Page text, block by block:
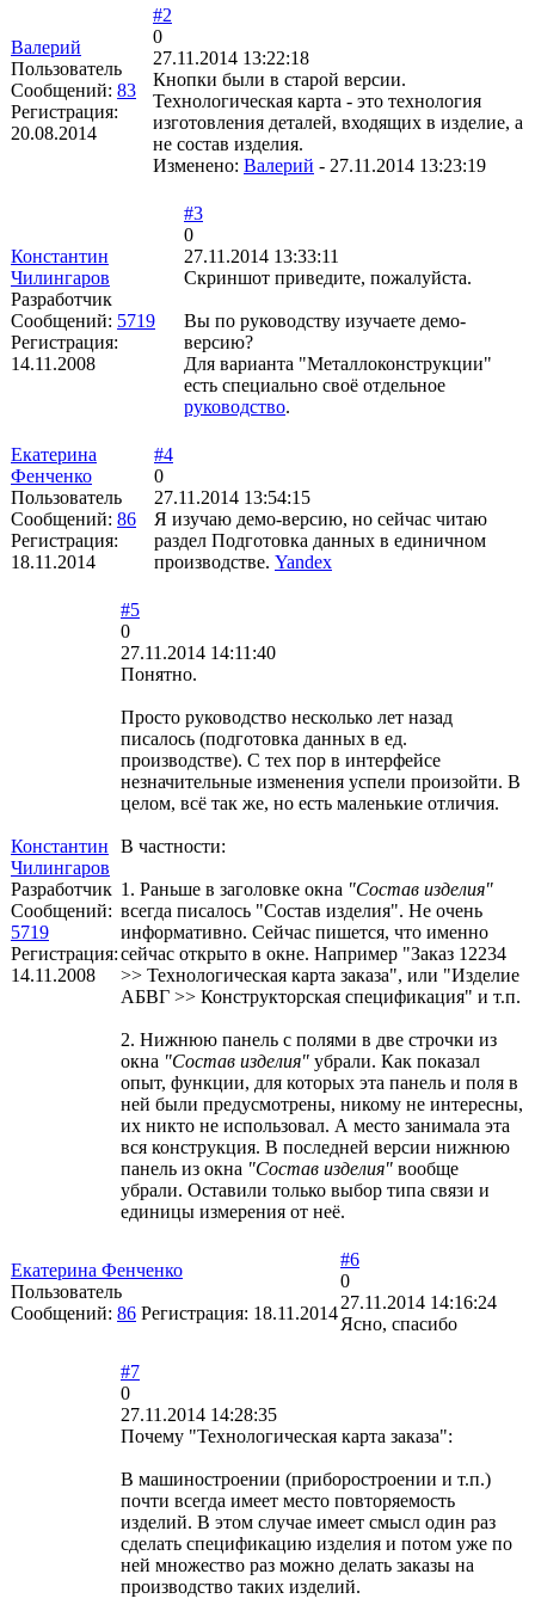
Валерий
Пользователь
Сообщений: 83
Регистрация:
20.08.2014
#2
0
27.11.2014 13:22:18
Кнопки были в старой версии.
Технологическая карта - это технология
изготовления деталей, входящих в изделие, а
не состав изделия.
Изменено: Валерий - 27.11.2014 13:23:19
Константин
Чилингаров
Разработчик
Сообщений: 5719
Регистрация:
14.11.2008
#3
0
27.11.2014 13:33:11
Скриншот приведите, пожалуйста.
Вы по руководству изучаете демо-
версию?
Для варианта "Металлоконструкции"
есть специально своё отдельное
руководство.
Екатерина
Фенченко
Пользователь
Сообщений: 86
Регистрация:
18.11.2014
#4
0
27.11.2014 13:54:15
Я изучаю демо-версию, но сейчас читаю
раздел Подготовка данных в единичном
производстве. Yandex
Константин
Чилингаров
Разработчик
Сообщений:
5719
Регистрация:
14.11.2008
#5
0
27.11.2014 14:11:40
Понятно.
Просто руководство несколько лет назад
писалось (подготовка данных в ед.
производстве). С тех пор в интерфейсе
незначительные изменения успели произойти. В
целом, всё так же, но есть маленькие отличия.
В частности:
1. Раньше в заголовке окна "Состав изделия"
всегда писалось "Состав изделия". Не очень
информативно. Сейчас пишется, что именно
сейчас открыто в окне. Например "Заказ 12234
>> Технологическая карта заказа", или "Изделие
АБВГ >> Конструкторская спецификация" и т.п.
2. Нижнюю панель с полями в две строчки из
окна "Состав изделия" убрали. Как показал
опыт, функции, для которых эта панель и поля в
ней были предусмотрены, никому не интересны,
их никто не использовал. А место занимала эта
вся конструкция. В последней версии нижнюю
панель из окна "Состав изделия" вообще
убрали. Оставили только выбор типа связи и
единицы измерения от неё.
Екатерина Фенченко
Пользователь
Сообщений: 86 Регистрация: 18.11.2014
#6
0
27.11.2014 14:16:24
Ясно, спасибо
#7
0
27.11.2014 14:28:35
Почему "Технологическая карта заказа":
В машиностроении (приборостроении и т.п.)
почти всегда имеет место повторяемость
изделий. В этом случае имеет смысл один раз
сделать спецификацию изделия и потом уже по
ней множество раз можно делать заказы на
производство таких изделий.